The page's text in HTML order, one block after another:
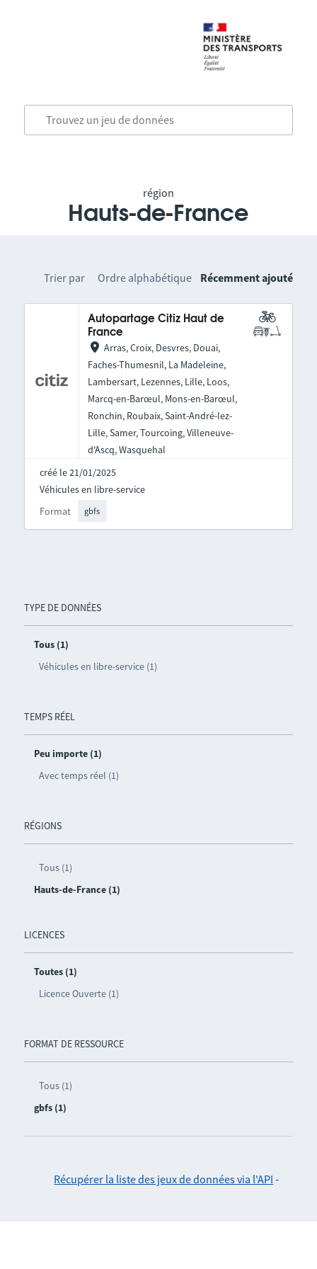
région
Hauts-de-France
TYPE DE DONNÉES
Tous (1)
Véhicules en libre-service (1)
TEMPS RÉEL
Peu importe (1)
Avec temps réel (1)
RÉGIONS
Tous (1)
Hauts-de-France (1)
LICENCES
Toutes (1)
Licence Ouverte (1)
FORMAT DE RESSOURCE
Tous (1)
gbfs (1)
Trier par Ordre alphabétique Récemment ajouté
Autopartage Citiz Haut de
France
Arras, Croix, Desvres, Douai,
Faches-Thumesnil, La Madeleine,
Lambersart, Lezennes, Lille, Loos,
Marcq-en-Barœul, Mons-en-Barœul,
Ronchin, Roubaix, Saint-André-lez-
Lille, Samer, Tourcoing, Villeneuve-
d'Ascq, Wasquehal
créé le 21/01/2025
Format gbfs
Véhicules en libre-service
Récupérer la liste des jeux de données via l'API -